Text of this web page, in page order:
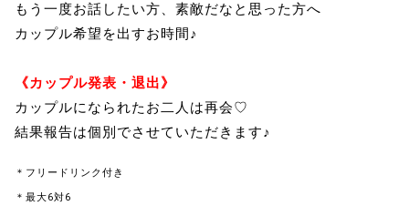
もう一度お話したい方、素敵だなと思った方へ
カップル希望を出すお時間♪
《カップル発表・退出》
カップルになられたお二人は再会♡
結果報告は個別でさせていただきます♪
＊フリードリンク付き
＊最大6対6